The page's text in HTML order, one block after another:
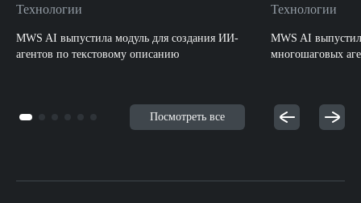
Технологии
MWS AI выпустила модуль для создания ИИ-
агентов по текстовому описанию
Технологии
MWS AI
многошаговых
Посмотреть все